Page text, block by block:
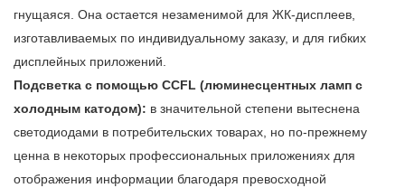
гнущаяся. Она остается незаменимой для ЖК-дисплеев,
изготавливаемых по индивидуальному заказу, и для гибких
дисплейных приложений.
Подсветка с помощью CCFL (люминесцентных ламп с
холодным катодом): в значительной степени вытеснена
светодиодами в потребительских товарах, но по-прежнему
ценна в некоторых профессиональных приложениях для
отображения информации благодаря превосходной